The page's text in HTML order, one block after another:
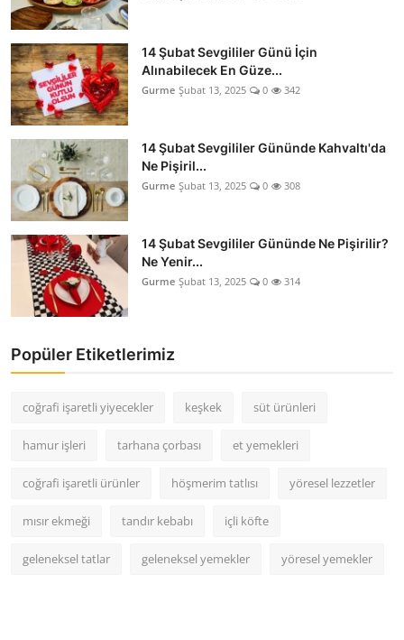
14 Şubat Sevgililer Günü İçin
Alınabilecek En Güze...
Gurme Şubat 13, 2025 0 342
14 Şubat Sevgililer Gününde Kahvaltı'da
Ne Pişiril...
Gurme Şubat 13, 2025 0 308
14 Şubat Sevgililer Gününde Ne Pişirilir?
Ne Yenir...
Gurme Şubat 13, 2025 0 314
Popüler Etiketlerimiz
coğrafi işaretli yiyecekler keşkek süt ürünleri
hamur işleri tarhana çorbası et yemekleri
coğrafi işaretli ürünler höşmerim tatlısı yöresel lezzetler
mısır ekmeği tandır kebabı içli köfte
geleneksel tatlar geleneksel yemekler yöresel yemekler